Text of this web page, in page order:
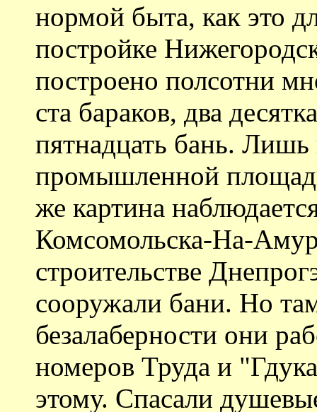
нормой быта, как это
постройке
построено полсотни
ста бараков, два
пятнадцать бань. Лишь
промышленной
же картина
Комсомольска-На-
строительстве
сооружали бани. Но
безалаберности они
номеров Труда и
этому. Спасали